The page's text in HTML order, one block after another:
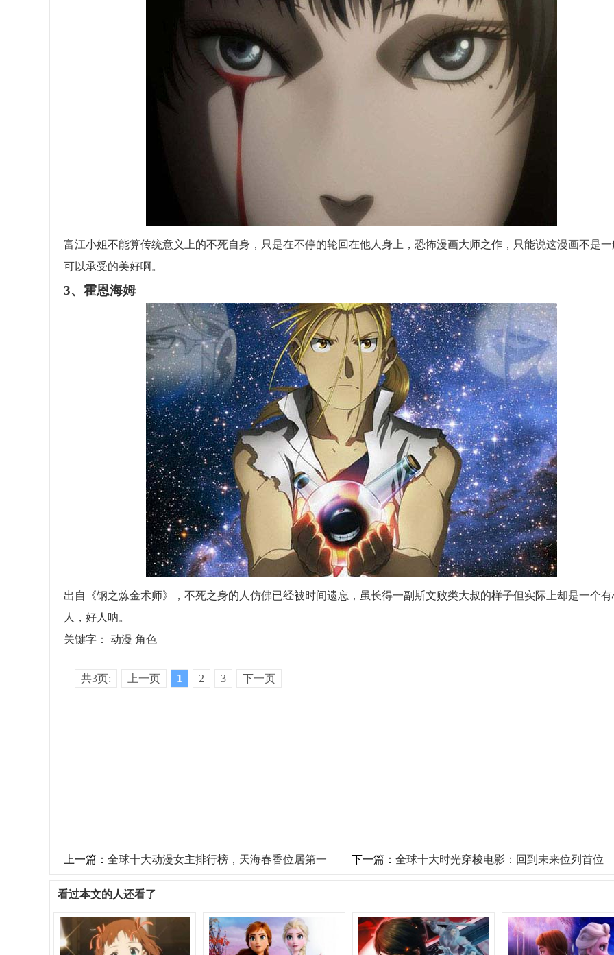
富江小姐不能算传统意义上的不死自身，只是在不停的轮回在他人身上，恐怖漫画大师之作，只能说这漫画不是
可以承受的美好啊。
3、霍恩海姆
出自《钢之炼金术师》，不死之身的人仿佛已经被时间遗忘，虽长得一副斯文败类大叔的样子但实际上却是一个
人，好人呐。
关键字： 动漫 角色
共3页: 上一页 1 2 3 下一页
上一篇： 全球十大动漫女主排行榜，天海春香位居第一 下一篇： 全球十大时光穿梭电影：回到未来位列首位
看过本文的人还看了